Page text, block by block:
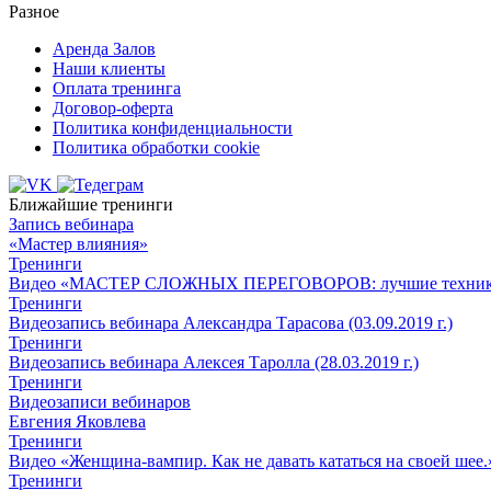
Разное
Аренда Залов
Наши клиенты
Оплата тренинга
Договор-оферта
Политика конфиденциальности
Политика обработки cookie
Ближайшие тренинги
Запись вебинара
«Мастер влияния»
Тренинги
Видео «МАСТЕР СЛОЖНЫХ ПЕРЕГОВОРОВ: лучшие техники
Тренинги
Видеозапись вебинара Александра Тарасова (03.09.2019 г.)
Тренинги
Видеозапись вебинара Алексея Таролла (28.03.2019 г.)
Тренинги
Видеозаписи вебинаров
Евгения Яковлева
Тренинги
Видео «Женщина-вампир. Как не давать кататься на своей
Тренинги